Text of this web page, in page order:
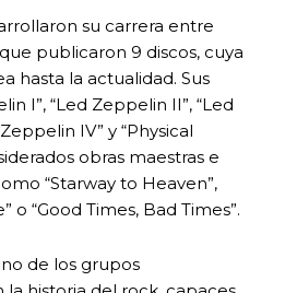
su carrera entre
publicaron 9 discos, cuya
hasta la actualidad. Sus
I”, “Led Zeppelin II”, “Led
IV” y “Physical
obras maestras e
“Starway to Heaven”,
o “Good Times, Bad Times”.
de los grupos